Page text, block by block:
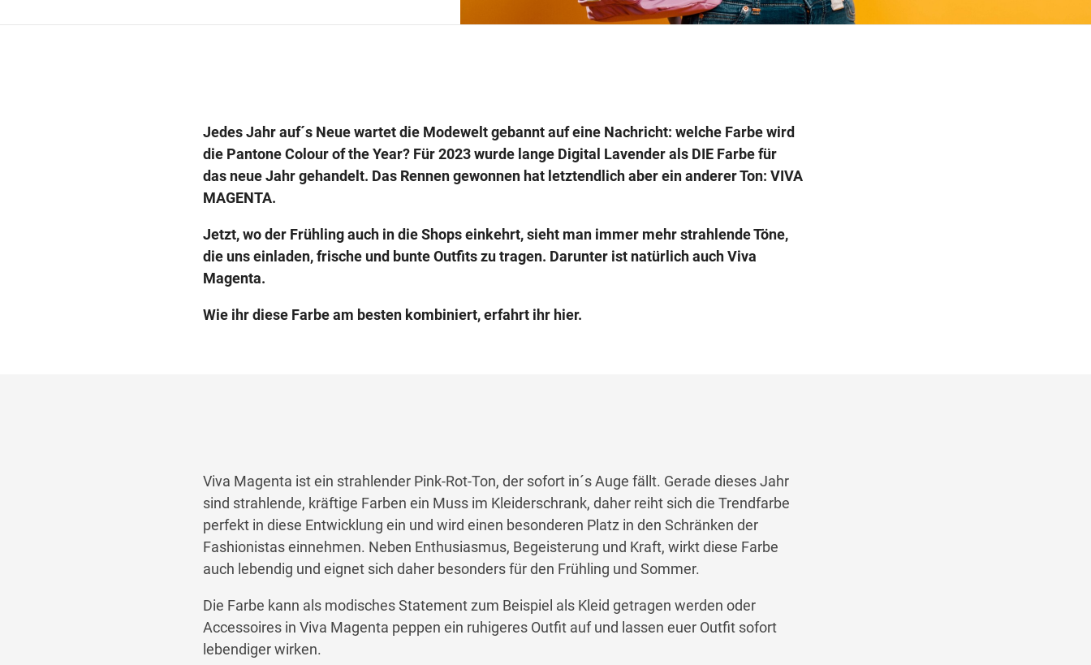
Jedes Jahr auf´s Neue wartet die Modewelt gebannt auf eine Nachricht: welche Farbe wird
die Pantone Colour of the Year? Für 2023 wurde lange Digital Lavender als DIE Farbe für
das neue Jahr gehandelt. Das Rennen gewonnen hat letztendlich aber ein anderer Ton: VIVA
MAGENTA.
Jetzt, wo der Frühling auch in die Shops einkehrt, sieht man immer mehr strahlende Töne,
die uns einladen, frische und bunte Outfits zu tragen. Darunter ist natürlich auch Viva
Magenta.
Wie ihr diese Farbe am besten kombiniert, erfahrt ihr hier.
Viva Magenta ist ein strahlender Pink-Rot-Ton, der sofort in´sAuge fällt. Gerade dieses Jahr
sind strahlende, kräftige Farben ein Muss im Kleiderschrank, daher reiht sich die Trendfarbe
perfekt in diese Entwicklung ein und wird einen besonderen Platz in den Schränken der
Fashionistas einnehmen. Neben Enthusiasmus, Begeisterung und Kraft, wirkt diese Farbe
auch lebendig und eignet sich daher besonders für den Frühling und Sommer.
Die Farbe kann als modisches Statement zum Beispiel als Kleid getragen werden oder
Accessoiresin Viva Magenta peppen ein ruhigeres Outfit aufund lassen euer Outfit sofort
lebendiger wirken.